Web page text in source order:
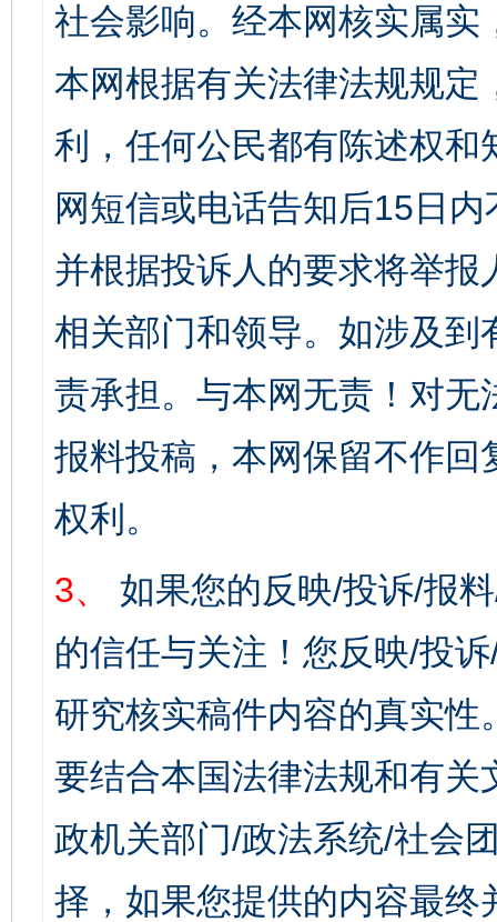
社会影响。经本网核实属
本网根据有关法律法规规
利，任何公民都有陈述权
网短信或电话告知后15日
并根据投诉人的要求将举
相关部门和领导。如涉及
责承担。与本网无责！对
报料投稿，本网保留不作
权利。
3、
如果您的反映/投诉/报
的信任与关注！您反映/投
研究核实稿件内容的真实
要结合本国法律法规和有关
政机关部门/政法系统/社会
择，如果您提供的内容最